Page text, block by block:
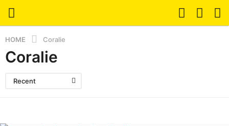
HOME Coralie
Coralie
Recent